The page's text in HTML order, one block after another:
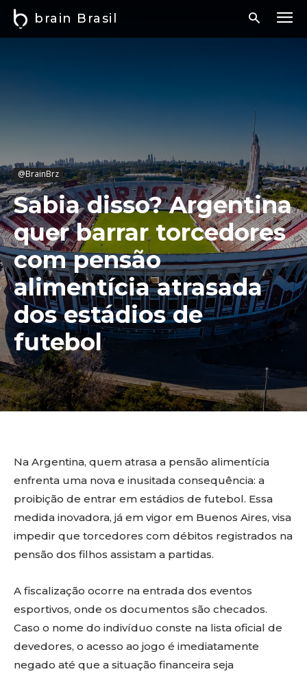
brain Brasil
@BrainBrz
Sabia disso? Argentina
quer barrar torcedores
com pensão
alimentícia atrasada
dos estádios de
futebol
Na Argentina, quem atrasa a pensão alimentícia
enfrenta uma nova e inusitada consequência: a
proibição de entrar em estádios de futebol. Essa
medida inovadora, já em vigor em Buenos Aires, visa
impedir que torcedores com débitos registrados na
pensão dos filhos assistam a partidas.
A fiscalização ocorre na entrada dos eventos
esportivos, onde os documentos são checados.
Caso o nome do indivíduo conste na lista oficial de
devedores, o acesso ao jogo é imediatamente
negado até que a situação financeira seja